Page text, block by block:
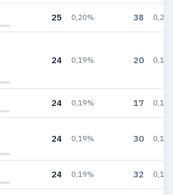
25 0,20% 38
24 0,19% 20
24 0,19% 17
24 0,19% 30
24 0,19% 32